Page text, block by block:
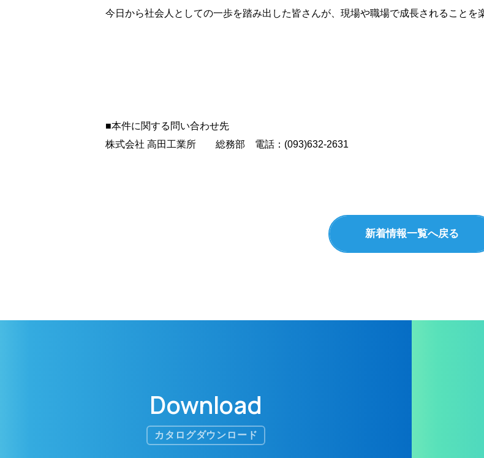
今日から社会人としての一歩を踏み出した皆さんが、現場や職場で成長されることを
■本件に関する問い合わせ先
株式会社 高田工業所 総務部 電話：(093)632-2631
新着情報一覧へ戻る
Download
カタログダウンロード